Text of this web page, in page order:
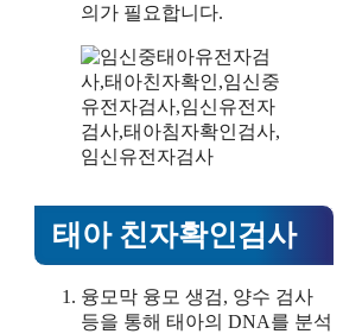
의가 필요합니다.
태아 친자확인검사
융모막 융모 생검, 양수 검사
등을 통해 태아의 DNA를 분석